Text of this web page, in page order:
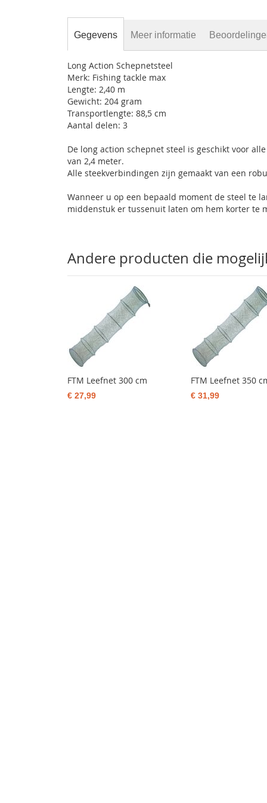
Gegevens
Long Action Schepnetsteel
Merk: Fishing tackle max
Lengte: 2,40 m
Gewicht: 204 gram
Transportlengte: 88,5 cm
Aantal delen: 3
De long action schepnet steel is geschikt voor
van 2,4 meter.
Alle steekverbindingen zijn gemaakt van een
Wanneer u op een bepaald moment de steel te
middenstuk er tussenuit laten om hem korter te
Meer informatie
Andere producten die
FTM Leefnet 300 cm
€ 27,99
FTM Leefnet 350
€ 31,99